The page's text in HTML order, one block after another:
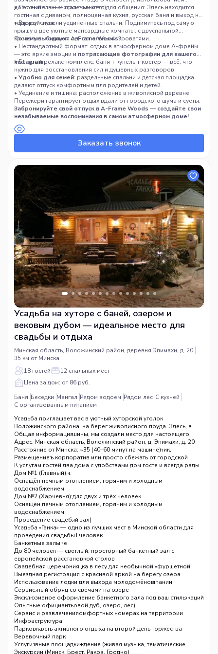
дополнительных спальных мест).
• Первый этаж — пространство для общения: Здесь находится
гостиная с диваном, полноценная кухня, русская баня и выход на
террасу к купели.
• Второй этаж — уединённые спальни: Поднимитесь под самую
крышу в две уютные мансардные комнаты: с двуспальной
кроватью и с двумя односпальными кроватями.
Почему выбирают A-Frame Woods?
• Нестандартный формат: отдых в атмосферном доме А-фрейм
— это яркие эмоции и потрясающие фотографии для вашего
Instagram.
• Готовый релакс-комплекс: баня + купель + костёр — всё, что
нужно для восстановления сил и душевных разговоров.
• Удобно для семей: раздельные спальни и детская площадка
делают отпуск комфортным для родителей и детей.
• Уединение и тишина: расположение в живописной деревне
Пережери гарантирует отдых вдали от городского шума и суеты.
Забронируйте свой отпуск в A-Frame Woods — создайте свои
незабываемые воспоминания в самом атмосферном доме!
Заказать звонок
Усадьба на хуторе с баней, озером и
вековым дубом — идеальное место для
свадьбы и отдыха
Минская область, Воложинский район, деревня Эпимахи, д. 20
35 км от Минска
18 гостей
12 спальных мест
Цена за дом: от 86 руб.
Баня Беседки Мангал Рядом водоем Рядом лес С кухней
С организованным питанием
Усадьба приглашает вас в уютный хуторской уголок
Воложинского района, на берег живописного пруда. Здесь, в
окружении леса и тишины, мы создали место для настоящего
отдыха — душевного, спокойного и радостного. У нас можно
провести свадьбу мечты, отметить семейный праздник,
организовать корпоратив или просто сбежать от городской
суеты на пару дней. Мы заботимся о каждом госте и всегда рады
вашим пожеланиям.
Общая информация
Адрес: Минская область, Воложинский район, д. Эпимахи, д. 20
Расстояние от Минска: ~35 (40–60 минут на машине)
Размещение
К услугам гостей два дома с удобствами.
Дом №1 (Главный):
Оснащён печным отоплением, горячим и холодным
водоснабжением
4 гостевые комнаты для двух и трёх человек
Туалет, душ в доме
Дом №2 (Харчевня):
Оснащён печным отоплением, горячим и холодным
водоснабжением
Харчевня (обеденный зал)
Бильярдная
Гостевая комната на 4 человек
Туалет, душ в доме
Проведение свадеб
Усадьба «Ганка» — одно из лучших мест в Минской области для
проведения свадьбы.
Банкетные залы:
До 80 человек — светлый, просторный банкетный зал с
европейской расстановкой столов
До 50 человек — беседка в лесу для необычной «фуршетной
свадьбы»
До 20 человек — уютный зал для небольшой компании
Свадебная церемония:
Выездная регистрация с красивой аркой на берегу озера
Использование лодки для выхода молодожёнов
Уникальный обряд со свечами на озере
Красивая природа, ухоженная территория — множество локаций
для фотосессии (вековой дуб, озеро, лес)
Сервис:
Эксклюзивное оформление банкетного зала под ваш стиль
Опытные официанты
Размещение гостей в комфортных номерах на территории
усадьбы
Возможность активного отдыха на второй день торжества
Трансфер
Музыкальное сопровождение (живая музыка, тематические
вечера)
Сервис и развлечения
Инфраструктура:
Парковка
Веревочный парк
Спортивные площадки
Баня на дровах
Услуги:
Экскурсии (Минск, Брест, Раков, Гродно)